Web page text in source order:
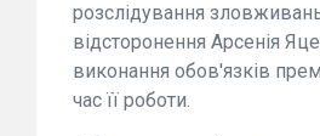
розслідування зловживань
відсторонення Арсенія
виконання обов'язків
час її роботи.